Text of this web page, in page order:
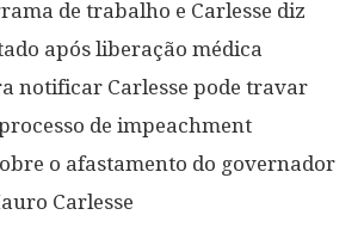
de trabalho e Carlesse diz
após liberação médica
notificar Carlesse pode travar
de impeachment
o afastamento do governador
Carlesse